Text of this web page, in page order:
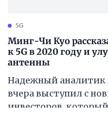
5G
Минг-Чи Куо
к 5G в 2020 году и
антенны
Надежный
вчера выступил с
инвесторов,